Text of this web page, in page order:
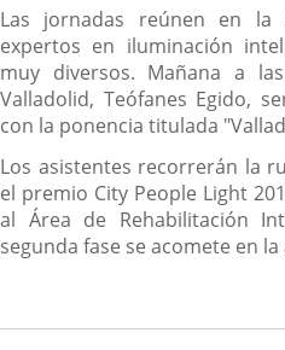
Las jornadas reúnen en
expertos en iluminación
muy diversos. Mañana a
Valladolid, Teófanes Egido,
con la ponencia titulada
Los asistentes recorrerán la
el premio City People Light
al Área de Rehabilitación
segunda fase se acomete en